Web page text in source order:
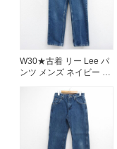
W30★古着 リー Lee パ
ンツ メンズ ネイビー デ